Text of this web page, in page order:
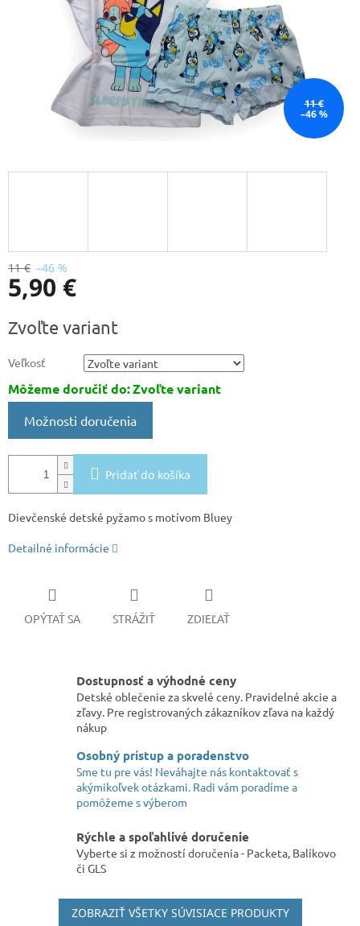
11 €
–46 %
11 € –46 %
5,90 €
cena:
Zvoľte variant
Veľkosť
Môžeme doručiť do:Zvoľte variant
Možnosti doručenia
Pridať do košíka
Dievčenské detské pyžamo s motívom Bluey
Detailné informácie
OPÝTAŤ SA STRÁŽIŤ ZDIEĽAŤ
Dostupnosť a výhodné ceny
Detské oblečenie za skvelé ceny. Pravidelné akcie a
zľavy. Pre registrovaných zákazníkov zľava na každý
nákup
Osobný prístup a poradenstvo
Sme tu pre vás! Neváhajte nás kontaktovať s
akýmikoľvek otázkami. Radi vám poradíme a
pomôžeme s výberom
Rýchle a spoľahlivé doručenie
Vyberte si z možností doručenia - Packeta, Balíkovo
či GLS
ZOBRAZIŤ VŠETKY SÚVISIACE PRODUKTY